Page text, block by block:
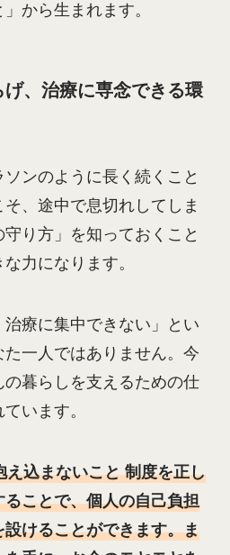
から生まれます。
、治療に専念できる環
ンのように長く続くこと
、途中で息切れしてしま
り方」を知っておくこと
力になります。
治療に集中できない」とい
一人ではありません。今
暮らしを支えるための仕
います。
え込まないこと 制度を正し
ことで、個人の自己負担
けることができます。ま